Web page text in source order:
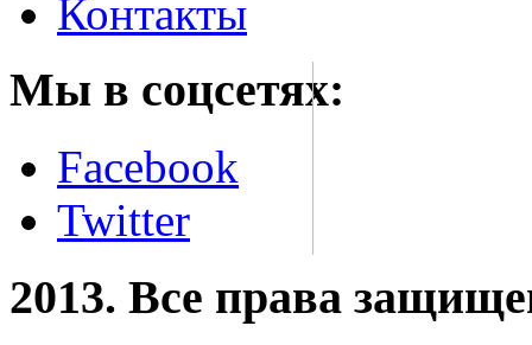
Контакты
Мы в соцсетях:
Facebook
Twitter
2013. Все права